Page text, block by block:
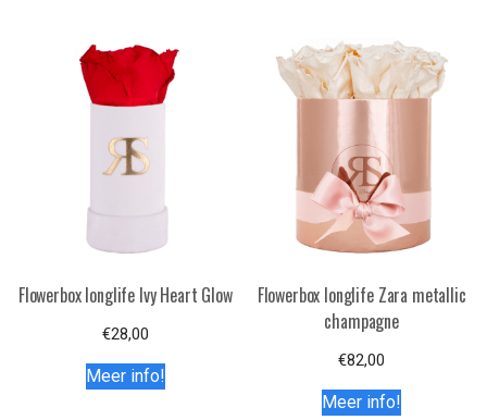
Flowerbox longlife Ivy Heart Glow
€28,00
Meer info!
Flowerbox longlife Zara metallic
champagne
€82,00
Meer info!